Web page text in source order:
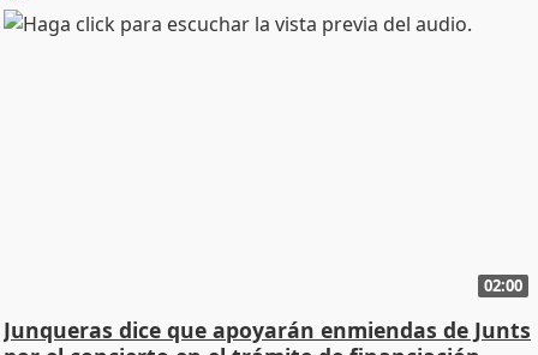
02:00
Junqueras dice que apoyarán enmiendas de Junts